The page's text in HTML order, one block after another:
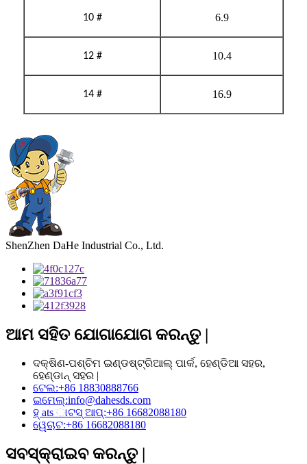
10 # 6.9
12 # 10.4
14 # 16.9
ShenZhen DaHe Industrial Co., Ltd.
ଆମ ସହିତ ଯୋଗାଯୋଗ କରନ୍ତୁ |
ଦକ୍ଷିଣ-ପଶ୍ଚିମ ଇଣ୍ଡଷ୍ଟ୍ରିଆଲ୍ ପାର୍କ, ହେଣ୍ଡିଆ ସହର,
ହେଣ୍ଡାନ୍ ସହର |
ଟେଲ:+86 18830888766
ଇମେଲ୍:info@dahesds.com
ହ୍ ats ାଟସ୍ ଆପ୍:+86 16682088180
ୱେଚାଟ:+86 16682088180
ସବସ୍କ୍ରାଇବ କରନ୍ତୁ |